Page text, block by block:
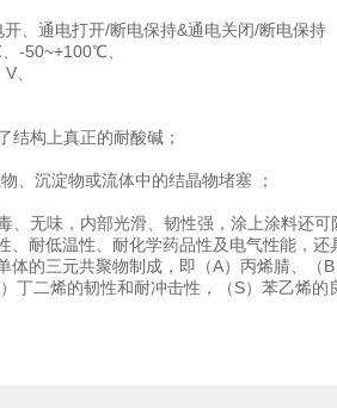
、通电打开/断电保持&通电关闭/断电保持
-50~+100℃、
、
结构上真正的耐酸碱；
、沉淀物或流体中的结晶物堵塞 ；
、无味，内部光滑、韧性强，涂上涂料还
、耐低温性、耐化学药品性及电气性能，
体的三元共聚物制成，即（A）丙烯腈、（
丁二烯的韧性和耐冲击性，（S）苯乙烯的